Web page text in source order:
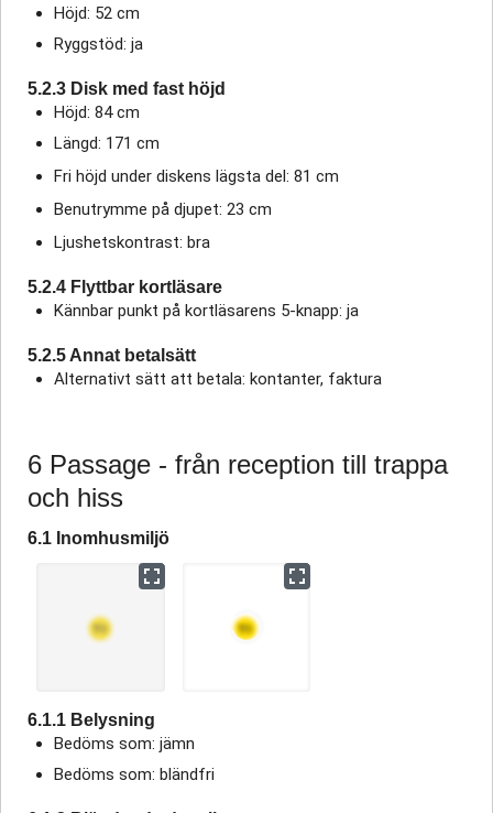
Höjd: 52 cm
Ryggstöd: ja
5.2.3 Disk med fast höjd
Höjd: 84 cm
Längd: 171 cm
Fri höjd under diskens lägsta del: 81 cm
Benutrymme på djupet: 23 cm
Ljushetskontrast: bra
5.2.4 Flyttbar kortläsare
Kännbar punkt på kortläsarens 5-knapp: ja
5.2.5 Annat betalsätt
Alternativt sätt att betala: kontanter, faktura
6 Passage - från reception till trappa
och hiss
6.1 Inomhusmiljö
6.1.1 Belysning
Bedöms som: jämn
Bedöms som: bländfri